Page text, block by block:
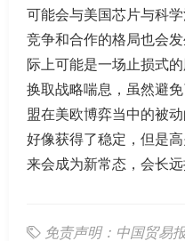
可能会与美国芯片与科
竞争和合作的格局也会
际上可能是一场止损式
换取战略喘息，虽然避
盟在美欧博弈当中的被
好像获得了稳定，但是
来会成为新常态，会长远
免责声明：中国贸易